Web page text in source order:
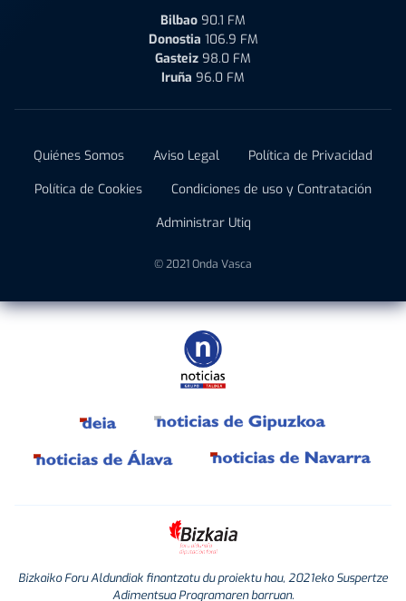
Bilbao 90.1 FM
Donostia 106.9 FM
Gasteiz 98.0 FM
Iruña 96.0 FM
Quiénes Somos Aviso Legal
Política de Privacidad
Política de Cookies
Condiciones de uso y Contratación
Administrar Utiq
© 2021 Onda Vasca
Bizkaiko Foru Aldundiak finantzatu du proiektu hau, 2021eko Suspertze
Adimentsua Programaren barruan.